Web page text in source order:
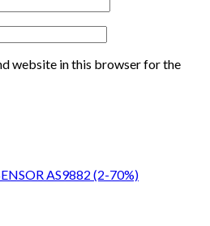
website in this browser for the